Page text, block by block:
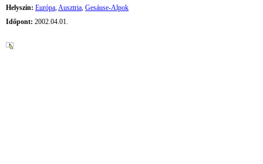
Helyszín: Európa,Ausztria, Gesáuse-Alpok
Időpont: 2002.04.01.